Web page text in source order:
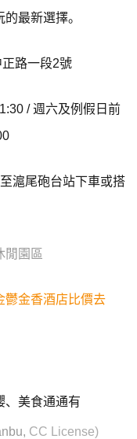
最新選擇。
路一段2號
/ 週六及例假日前
滬尾砲台站下車或搭
閒園區
鬱金香酒店比價去
, CC License)